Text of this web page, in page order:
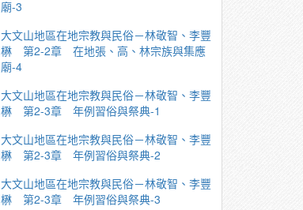
廟-3
大文山地區在地宗教與民俗－林敬智、李豐
楙 第2-2章 在地張、高、林宗族與集應
廟-4
大文山地區在地宗教與民俗－林敬智、李豐
楙 第2-3章 年例習俗與祭典-1
大文山地區在地宗教與民俗－林敬智、李豐
楙 第2-3章 年例習俗與祭典-2
大文山地區在地宗教與民俗－林敬智、李豐
楙 第2-3章 年例習俗與祭典-3